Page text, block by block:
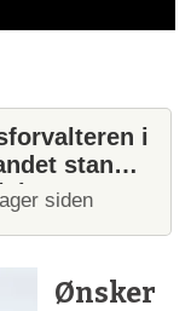
i
stanser
siden
Ønsker